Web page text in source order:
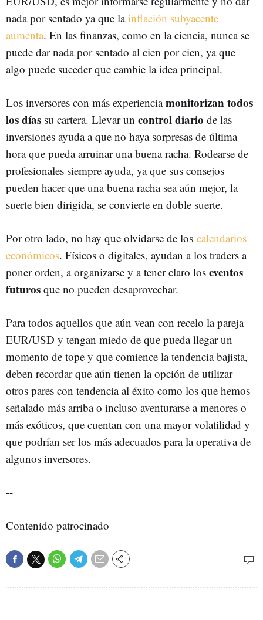
nada por sentado ya que lainflación subyacente
aumenta. En las finanzas, como en la ciencia, nunca se
puede dar nada por sentado al cien por cien, ya que
algo puede suceder que cambie la idea principal.
Los inversores con más experienciamonitorizan todos
los días su cartera. Llevar un control diario de las
inversiones ayuda a que no haya sorpresas de última
hora que pueda arruinar una buena racha. Rodearse de
profesionales siempre ayuda, ya que sus consejos
pueden hacer que una buena racha sea aún mejor, la
suerte bien dirigida, se convierte en doble suerte.
Por otro lado, no hay que olvidarse de los calendarios
económicos. Físicos o digitales, ayudan a los traders a
poner orden, a organizarse y a tener claro los eventos
futuros que no pueden desaprovechar.
Para todos aquellos que aún vean con recelo la pareja
EUR/USD y tengan miedo de que pueda llegar un
momento de tope y que comience la tendencia bajista,
deben recordar que aún tienen la opción de utilizar
otros pares con tendencia al éxito como los que hemos
señalado más arriba o incluso aventurarse a menores o
más exóticos, que cuentan con una mayor volatilidad y
que podrían ser los más adecuados para la operativa de
algunos inversores.
--
Contenido patrocinado